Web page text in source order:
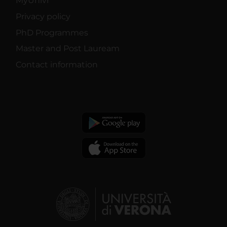
Privacy policy
PhD Programmes
Master and Post Lauream
Contact information